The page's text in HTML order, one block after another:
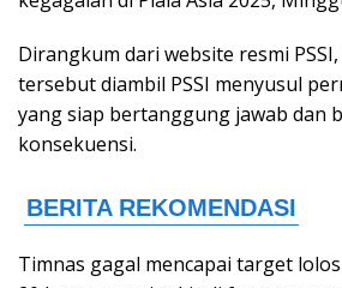
Dirangkum dari website resmi
tersebut diambil PSSI menyusul
yang siap bertanggung jawab dan
konsekuensi.
Timnas gagal mencapai target